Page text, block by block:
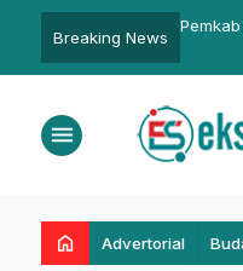
Breaking News
Perpanjangan
Manusia
menu
home Advertorial